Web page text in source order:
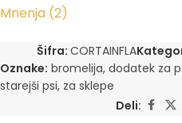
Mnenja (2)
Šifra: CORTAINFLA
Oznake: bromelija, dodatek za
starejši psi, za sklepe
Deli: